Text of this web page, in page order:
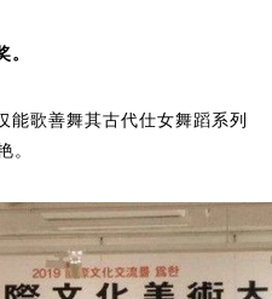
。
能歌善舞其古代仕女舞蹈系列
。